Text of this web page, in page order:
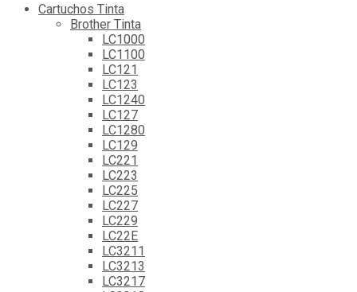
Cartuchos Tinta
Brother Tinta
LC1000
LC1100
LC121
LC123
LC1240
LC127
LC1280
LC129
LC221
LC223
LC225
LC227
LC229
LC22E
LC3211
LC3213
LC3217